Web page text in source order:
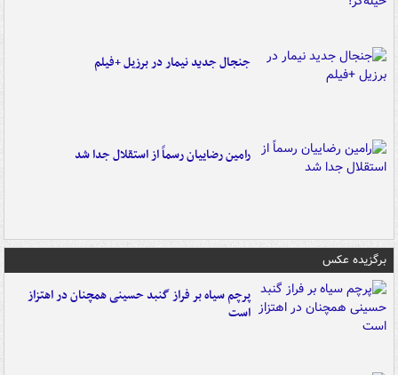
جنجال جدید نیمار در برزیل +فیلم
رامین رضاییان رسماً از استقلال جدا شد
برگزیده عکس
پرچم سیاه بر فراز گنبد حسینی همچنان در اهتزاز
است